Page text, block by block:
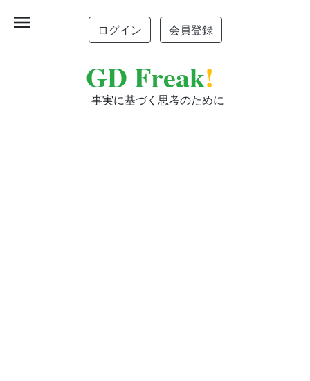
ログイン 会員登録
GD Freak!
事実に基づく思考のために
menu